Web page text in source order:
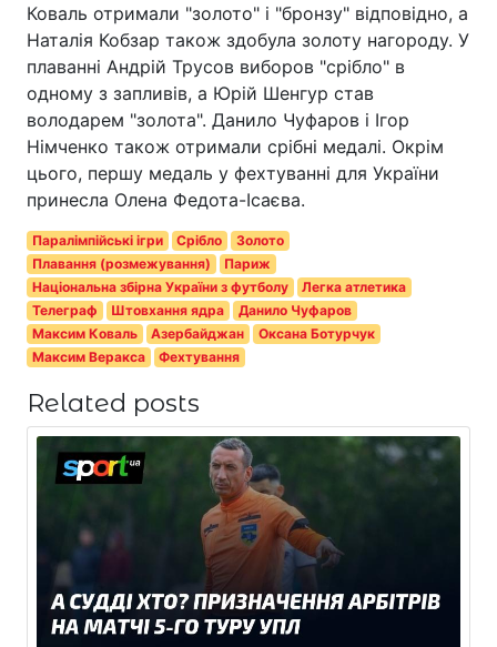
Коваль отримали "золото" і "бронзу" відповідно, а
Наталія Кобзар також здобула золоту нагороду. У
плаванні Андрій Трусов виборов "срібло" в
одному з запливів, а Юрій Шенгур став
володарем "золота". Данило Чуфаров і Ігор
Німченко також отримали срібні медалі. Окрім
цього, першу медаль у фехтуванні для України
принесла Олена Федота-Ісаєва.
Паралімпійські ігри Срібло
Золото
Плавання (розмежування)
Париж
Національна збірна України з футболу
Легка атлетика
Телеграф
Штовхання ядра
Данило Чуфаров
Максим Коваль
Азербайджан
Оксана Ботурчук
Максим Веракса
Фехтування
Related posts